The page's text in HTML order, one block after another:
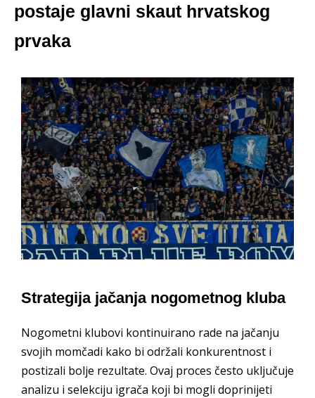
postaje glavni skaut hrvatskog
prvaka
Strategija jačanja nogometnog kluba
Nogometni klubovi kontinuirano rade na jačanju
svojih momčadi kako bi održali konkurentnost i
postizali bolje rezultate. Ovaj proces često uključuje
analizu i selekciju igrača koji bi mogli doprinijeti